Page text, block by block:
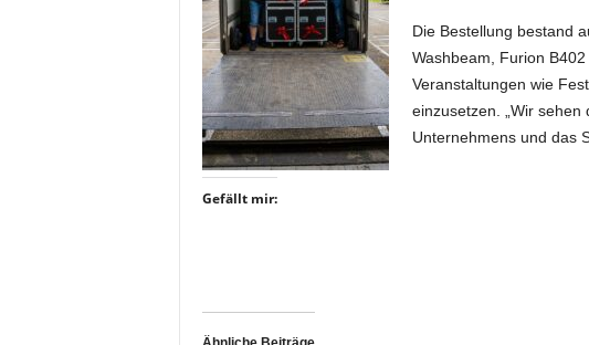
Die Bestellung bestand
Washbeam, Furion
Veranstaltungen wie
einzusetzen. „Wir
Unternehmens und das
Gefällt mir: